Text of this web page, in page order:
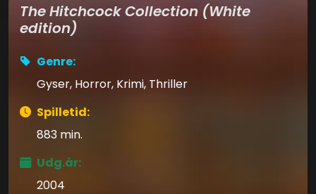
The Hitchcock Collection (White
edition)
Genre:
Gyser, Horror, Krimi, Thriller
Spilletid:
883 min.
Udg.år:
2004